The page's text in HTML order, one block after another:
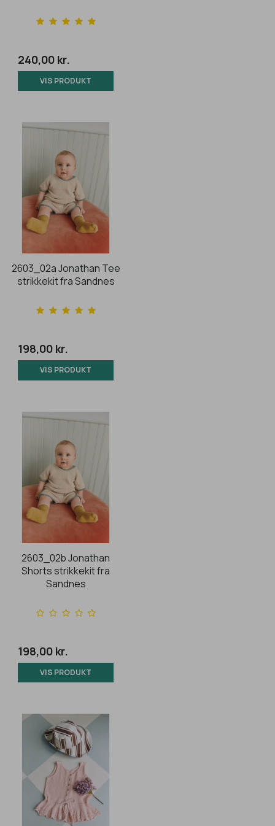
240,00 kr.
VIS PRODUKT
2603_02a Jonathan Tee
strikkekit fra Sandnes
198,00 kr.
VIS PRODUKT
2603_02b Jonathan
Shorts strikkekit fra
Sandnes
198,00 kr.
VIS PRODUKT